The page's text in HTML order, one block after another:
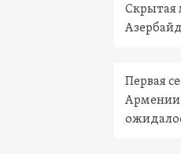
Скрытая
Первая